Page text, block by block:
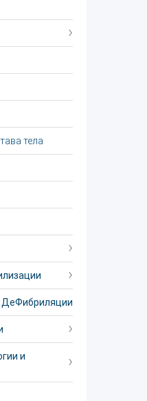
тела
ДеФибриляции
и